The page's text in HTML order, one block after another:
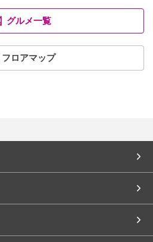
グルメ一覧
フロアマップ